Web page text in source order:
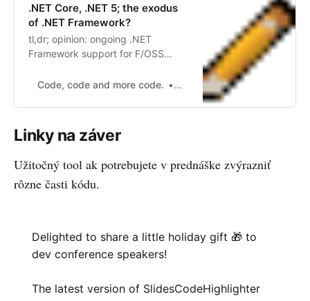
.NET Core, .NET 5; the exodus
of .NET Framework?
tl,dr; opinion: ongoing .NET
Framework support for F/OSS
evaporating, and this should be a
Code, code and more code. Marc Gravell
Linky na záver
Užitočný tool ak potrebujete v prednáške zvýrazniť
rôzne časti kódu.
Delighted to share a little holiday gift 🎁 to
dev conference speakers!
The latest version of SlidesCodeHighlighter